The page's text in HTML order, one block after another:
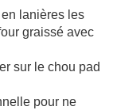
lanières les
graissé avec
sur le chou pad
pour ne